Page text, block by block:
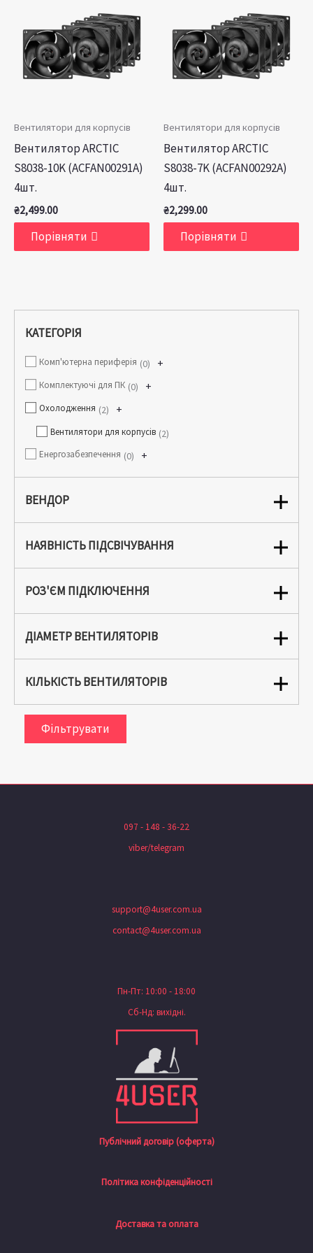
КАТЕГОРІЯ
Комп'ютерна периферія +
0
Комплектуючі для ПК +
0
Охолодження +
2
Вентилятори для корпусів 2
Енергозабезпечення +
0
ВЕНДОР
НАЯВНІСТЬ ПІДСВІЧУВАННЯ
РОЗ'ЄМ ПІДКЛЮЧЕННЯ
ДІАМЕТР ВЕНТИЛЯТОРІВ
КІЛЬКІСТЬ ВЕНТИЛЯТОРІВ
Фільтрувати
Вентилятори для корпусів
Вентилятор ARCTIC
S8038-10K (ACFAN00291A)
4шт.
₴2,499.00
Порівняти
Вентилятори для корпусів
Вентилятор ARCTIC
S8038-7K (ACFAN00292A)
4шт.
₴2,299.00
Порівняти
097 - 148 - 36-22
viber/telegram
support@4user.com.ua
contact@4user.com.ua
Пн-Пт: 10:00 - 18:00
Сб-Нд: вихідні.
Публічний договір (оферта)
Політика конфіденційності
Доставка та оплата